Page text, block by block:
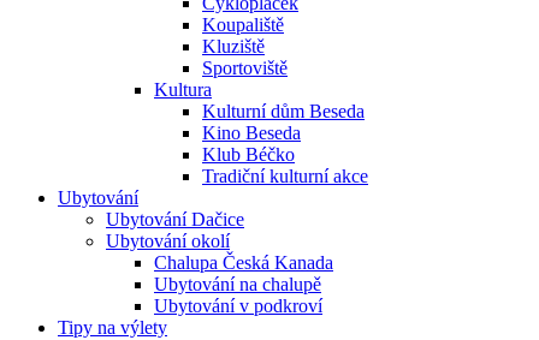
Koupaliště
Kluziště
Sportoviště
Kultura
Kulturní dům Beseda
Kino Beseda
Klub Béčko
Tradiční kulturní akce
Ubytování
Ubytování Dačice
Ubytování okolí
Chalupa Česká Kanada
Ubytování na chalupě
Ubytování v podkroví
Tipy na výlety